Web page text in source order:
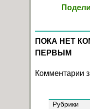
ПОКА НЕТ
ПЕРВЫМ
Комментарии
Рубрики